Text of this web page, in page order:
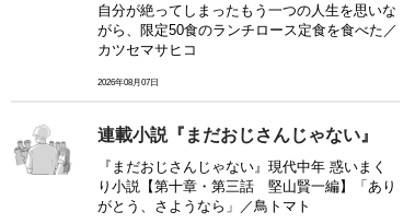
自分が絶ってしまったもう一つの人生を思いな
がら、限定50食のランチロース定食を食べた／
カツセマサヒコ
2026年08月07日
連載小説『まだおじさんじゃない』
『まだおじさんじゃない』現代中年 惑いまく
り小説【第十章・第三話 堅山賢一編】「あり
がとう、さようなら」／鳥トマト